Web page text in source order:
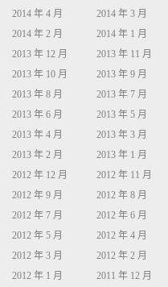
2014 年 4 月
2014 年 3 月
2014 年 2 月
2014 年 1 月
2013 年 12 月
2013 年 11 月
2013 年 10 月
2013 年 9 月
2013 年 8 月
2013 年 7 月
2013 年 6 月
2013 年 5 月
2013 年 4 月
2013 年 3 月
2013 年 2 月
2013 年 1 月
2012 年 12 月
2012 年 11 月
2012 年 9 月
2012 年 8 月
2012 年 7 月
2012 年 6 月
2012 年 5 月
2012 年 4 月
2012 年 3 月
2012 年 2 月
2012 年 1 月
2011 年 12 月